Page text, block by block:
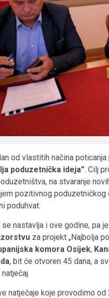
od vlastitih načina
poduzetnička ideja”. Cilj
na stvaranje
pozitivnog
poduhvat.
nastavlja i ove godine, pa
za projekt „Najbolja
komora Osijek,
, bit će otvoren 45 dana, a
natječaje koje provodimo